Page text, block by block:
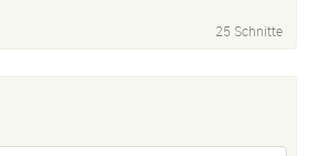
25 Schnitte